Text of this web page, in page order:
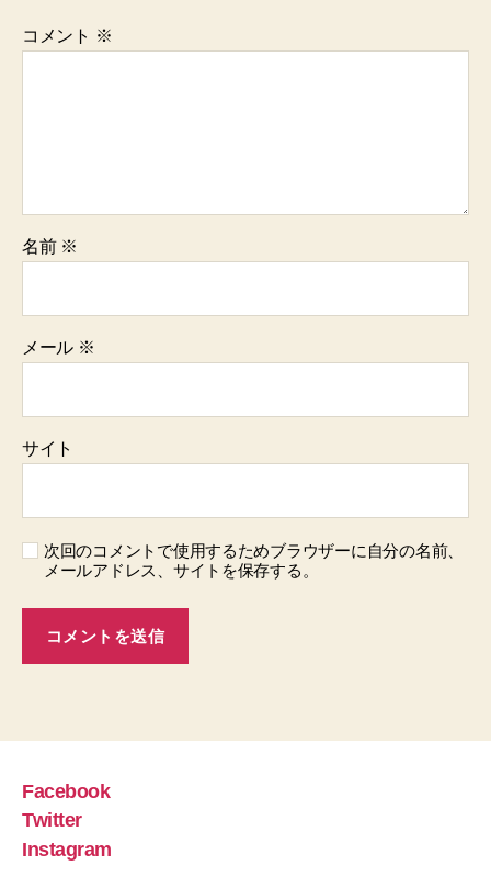
コメント ※
名前 ※
メール ※
サイト
次回のコメントで使用するためブラウザーに自分の名前、
メールアドレス、サイトを保存する。
Facebook
Twitter
Instagram